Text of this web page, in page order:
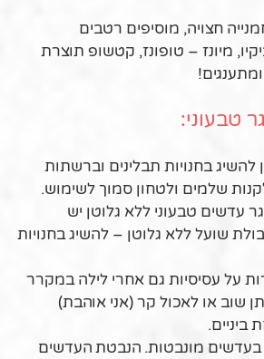
חצויה, מוסיפים רטבים
מיונז – טופונז, קטשופ תוצרת
טבעוני:
להשיג בחנויות תבלינים וברשתות
שלמים ולטחון סמוך לשימוש.
עדשים טבעוני ללא גלוטן יש
שועל ללא גלוטן – להשיג בחנויות
על עסיסיות גם אחרי לילה במקרר
שוב או לאכול קר (אני אוהבת)
ביניים.
מונבטות. הנבטת העדשים